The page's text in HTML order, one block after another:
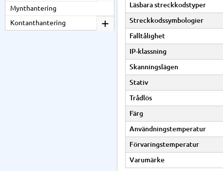
Läsbara streckkodstyper
Streckkodssymbologier
Falltålighet
IP-klassning
Skanningslägen
Stativ
Trådlös
Färg
Användningstemperatur
Förvaringstemperatur
Varumärke
Mynthantering
Kontanthantering